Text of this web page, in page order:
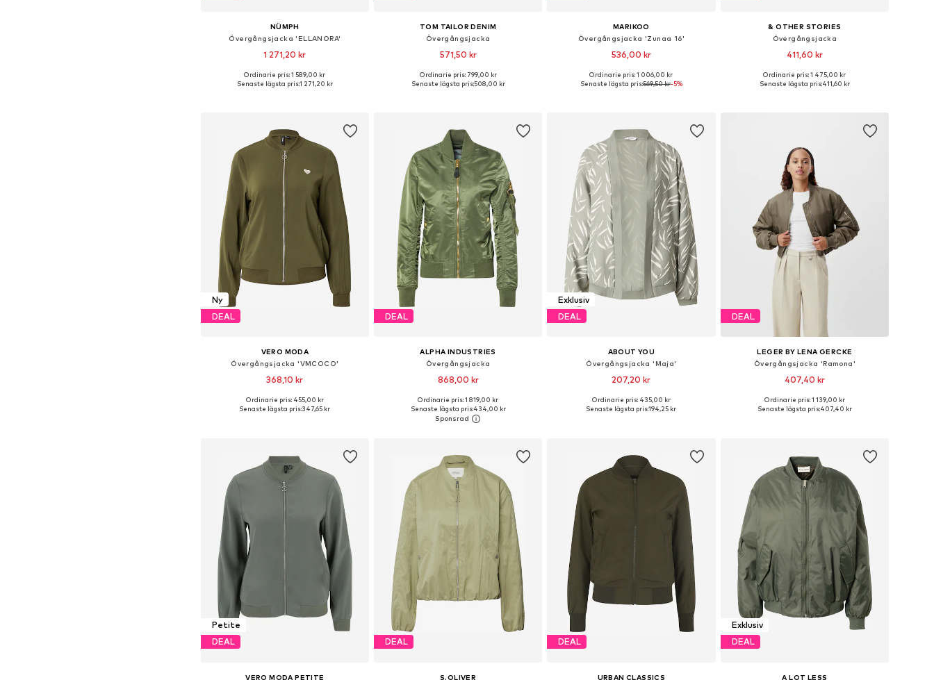
NÜMPH
Övergångsjacka 'ELLANORA'
1 271,20 kr
Tillgängliga storlekar: XS, S, M, L, XL
Ordinarie pris: 1 589,00 kr
Senaste lägsta pris:1 271,20 kr
TOM TAILOR DENIM
Övergångsjacka
571,50 kr
Tillgängliga storlekar: XS, S, M, L, XXL
Ordinarie pris: 799,00 kr
Senaste lägsta pris:508,00 kr
MARIKOO
Övergångsjacka 'Zunaa 16'
536,00 kr
+2
Tillgängliga storlekar: XS, S, M, L, XL, XXL
Ordinarie pris: 1 006,00 kr
Senaste lägsta pris:569,50 kr-5%
& OTHER STORIES
Övergångsjacka
411,60 kr
Tillgängliga storlekar: XS, S, M, L
Ordinarie pris: 1 475,00 kr
Senaste lägsta pris:411,60 kr
Ny
DEAL
VERO MODA
Övergångsjacka 'VMCOCO'
368,10 kr
+15
Tillgängliga storlekar: XS, S, M, L, XL
Ordinarie pris: 455,00 kr
Senaste lägsta pris:347,65 kr
DEAL
ALPHA INDUSTRIES
Övergångsjacka
868,00 kr
+2
Tillgängliga storlekar: XS, S, M
Lägg till i varukorgen
Ordinarie pris: 1 819,00 kr
Senaste lägsta pris:434,00 kr
Exklusiv
DEAL
ABOUT YOU
Övergångsjacka 'Maja'
207,20 kr
+3
Tillgängliga storlekar: XS, S, M
Ordinarie pris: 435,00 kr
Senaste lägsta pris:194,25 kr
DEAL
LEGER BY LENA GERCKE
Övergångsjacka 'Ramona'
407,40 kr
Tillgängliga storlekar: XS, S, M, L, XL, XXL
Ordinarie pris: 1 139,00 kr
Senaste lägsta pris:407,40 kr
Petite
DEAL
VERO MODA PETITE
DEAL
S.OLIVER
DEAL
URBAN CLASSICS
Exklusiv
DEAL
A LOT LESS